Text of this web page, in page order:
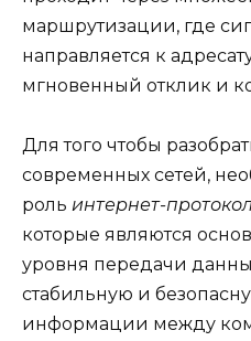
маршрутизации, где
направляется к
мгновенный отклик и
Для того чтобы
современных сетей,
роль интернет-
которые являются
уровня передачи
стабильную и
информации между